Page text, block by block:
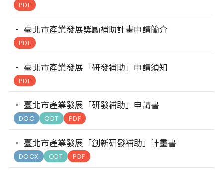
PDF
臺北市產業發展獎勵補助計畫申請簡介
PDF
臺北市產業發展「研發補助」申請須知
PDF
臺北市產業發展「研發補助」申請書
DOC ODT PDF
臺北市產業發展「創新研發補助」計畫書
DOCX ODT PDF